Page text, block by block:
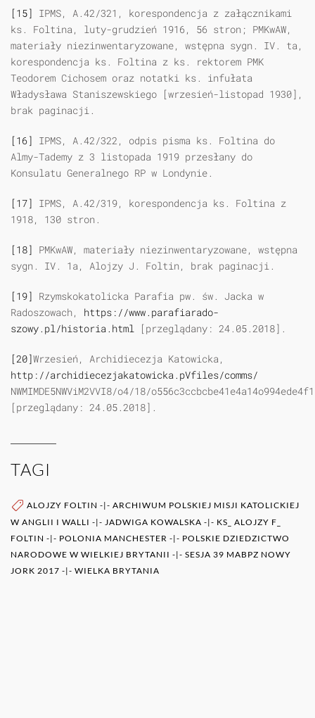
[15] IPMS, A.42/321, korespondencja z załącznikami
ks. Foltina, luty-grudzień 1916, 56 stron; PMKwAW,
materiały niezinwentaryzowane, wstępna sygn. IV. ta,
korespondencja ks. Foltina z ks. rektorem PMK
Teodorem Cichosem oraz notatki ks. infułata
Władysława Staniszewskiego [wrzesień-listopad 1930],
brak paginacji.
[16] IPMS, A.42/322, odpis pisma ks. Foltina do
Almy-Tademy z 3 listopada 1919 przesłany do
Konsulatu Generalnego RP w Londynie.
[17] IPMS, A.42/319, korespondencja ks. Foltina z
1918, 130 stron.
[18] PMKwAW, materiały niezinwentaryzowane, wstępna
sygn. IV. 1a, Alojzy J. Foltin, brak paginacji.
[19] Rzymskokatolicka Parafia pw. św. Jacka w
Radoszowach, https://www.parafiarado-
szowy.pl/historia.html [przeglądany: 24.05.2018].
[20]Wrzesień, Archidiecezja Katowicka,
http://archidiecezjakatowicka.pVfiles/comms/
NWMIMDE5NWViM2VVI8/o4/18/
[przeglądany: 24.05.2018].
TAGI
ALOJZY FOLTIN -|- ARCHIWUM POLSKIEJ MISJI KATOLICKIEJ
W ANGLII I WALLI -|- JADWIGA KOWALSKA -|- KS_ ALOJZY F_
FOLTIN -|- POLONIA MANCHESTER -|- POLSKIE DZIEDZICTWO
NARODOWE W WIELKIEJ BRYTANII -|- SESJA 39 MABPZ NOWY
JORK 2017 -|- WIELKA BRYTANIA